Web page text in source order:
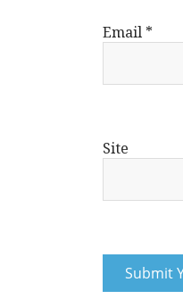
Email *
Site